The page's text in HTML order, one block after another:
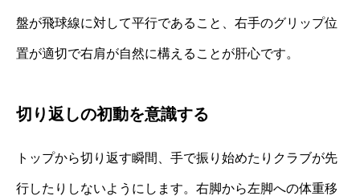
盤が飛球線に対して平行であること、右手のグリップ位
置が適切で右肩が自然に構えることが肝心です。
切り返しの初動を意識する
トップから切り返す瞬間、手で振り始めたりクラブが先
行したりしないようにします。右脚から左脚への体重移